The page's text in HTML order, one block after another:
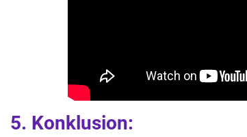
5. Konklusion: